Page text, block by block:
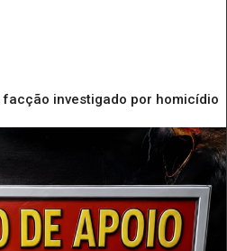
investigado por homicídio